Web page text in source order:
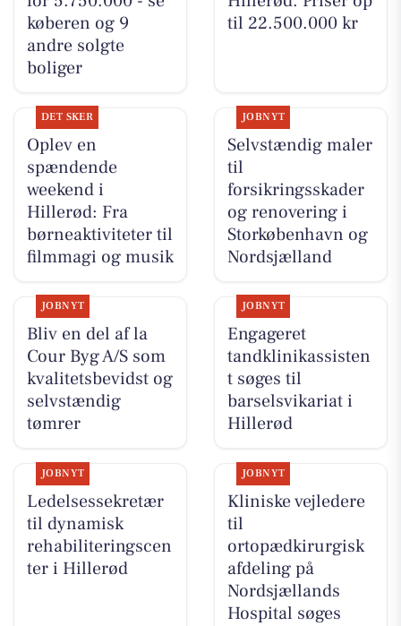
køberen og 9
andre solgte
boliger
til 22.500.000 kr
DET SKER
Oplev en
spændende
weekend i
Hillerød: Fra
børneaktiviteter til
filmmagi og musik
JOBNYT
Selvstændig maler
til
forsikringsskader
og renovering i
Storkøbenhavn og
Nordsjælland
JOBNYT
Bliv en del af la
Cour Byg A/S som
kvalitetsbevidst og
selvstændig
tømrer
JOBNYT
Engageret
tandklinikassisten
t søges til
barselsvikariat i
Hillerød
JOBNYT
Ledelsessekretær
til dynamisk
rehabiliteringscen
ter i Hillerød
JOBNYT
Kliniske vejledere
til
ortopædkirurgisk
afdeling på
Nordsjællands
Hospital søges